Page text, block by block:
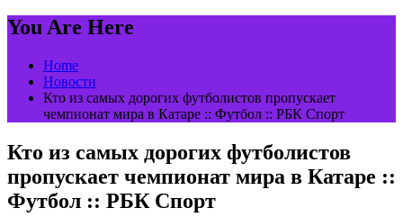
You Are Here
Home
Новости
Кто из самых дорогих футболистов пропускает
чемпионат мира в Катаре :: Футбол :: РБК Спорт
Кто из самых дорогих футболистов
пропускает чемпионат мира в Катаре ::
Футбол :: РБК Спорт